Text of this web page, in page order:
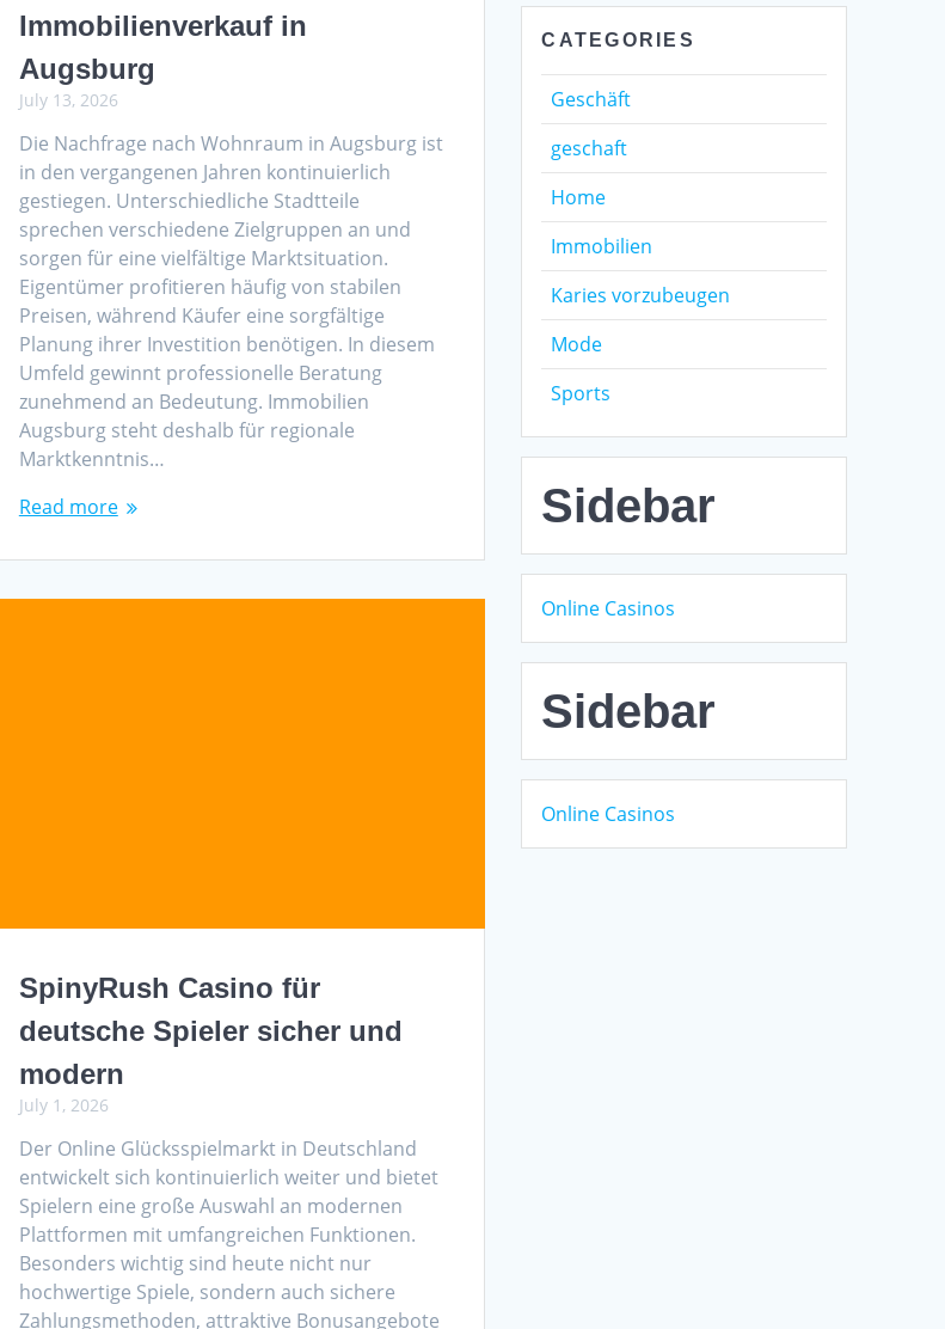
Immobilienverkauf in
Augsburg
July 13, 2026
Die Nachfrage nach Wohnraum in Augsburg ist
in den vergangenen Jahren kontinuierlich
gestiegen. Unterschiedliche Stadtteile
sprechen verschiedene Zielgruppen an und
sorgen für eine vielfältige Marktsituation.
Eigentümer profitieren häufig von stabilen
Preisen, während Käufer eine sorgfältige
Planung ihrer Investition benötigen. In diesem
Umfeld gewinnt professionelle Beratung
zunehmend an Bedeutung. Immobilien
Augsburg steht deshalb für regionale
Marktkenntnis…
Read more
SpinyRush Casino für
deutsche Spieler sicher und
modern
July 1, 2026
Der Online Glücksspielmarkt in Deutschland
entwickelt sich kontinuierlich weiter und bietet
Spielern eine große Auswahl an modernen
Plattformen mit umfangreichen Funktionen.
Besonders wichtig sind heute nicht nur
hochwertige Spiele, sondern auch sichere
Zahlungsmethoden, attraktive Bonusangebote
CATEGORIES
Geschäft
geschaft
Home
Immobilien
Karies vorzubeugen
Mode
Sports
Sidebar
Online Casinos
Sidebar
Online Casinos